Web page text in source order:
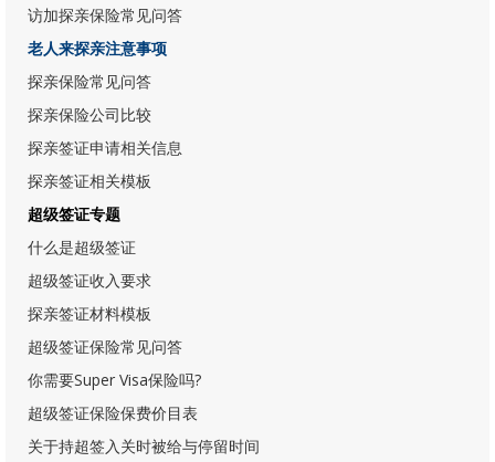
访加探亲保险常见问答
老人来探亲注意事项
探亲保险常见问答
探亲保险公司比较
探亲签证申请相关信息
探亲签证相关模板
超级签证专题
什么是超级签证
超级签证收入要求
探亲签证材料模板
超级签证保险常见问答
你需要Super Visa保险吗?
超级签证保险保费价目表
关于持超签入关时被给与停留时间